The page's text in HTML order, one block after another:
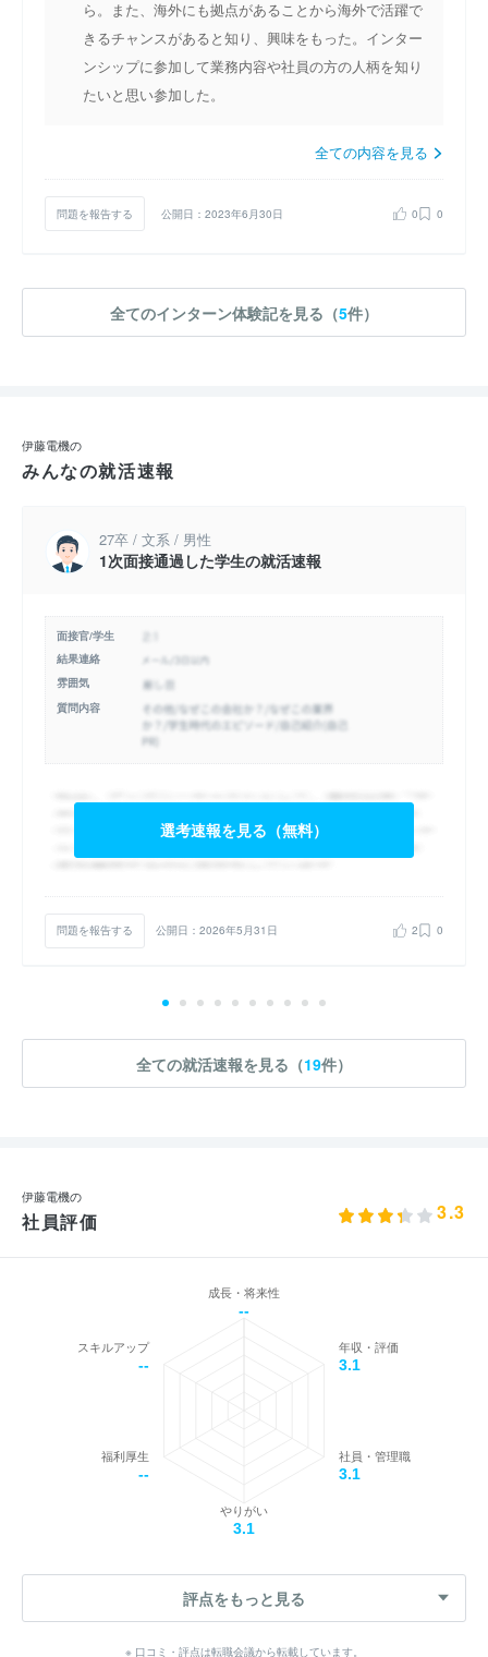
ら。また、海外にも拠点があることから海外で活躍で
きるチャンスがあると知り、興味をもった。インター
ンシップに参加して業務内容や社員の方の人柄を知り
たいと思い参加した。
全ての内容を見る
問題を報告する 公開日：2023年6月30日 0 0
全てのインターン体験記を見る（5件）
伊藤電機の
みんなの就活速報
27卒 / 文系 / 男性
1次面接通過した学生の就活速報
面接官/学生
結果連絡
雰囲気
質問内容
選考速報を見る（無料）
問題を報告する 公開日：2026年5月31日 2 0
全ての就活速報を見る（19件）
伊藤電機の
社員評価 3.3
成長・将来性
--
年収・評価
3.1
社員・管理職
3.1
やりがい
3.1
福利厚生
--
スキルアップ
--
評点をもっと見る
※ 口コミ・評点は転職会議から転載しています。